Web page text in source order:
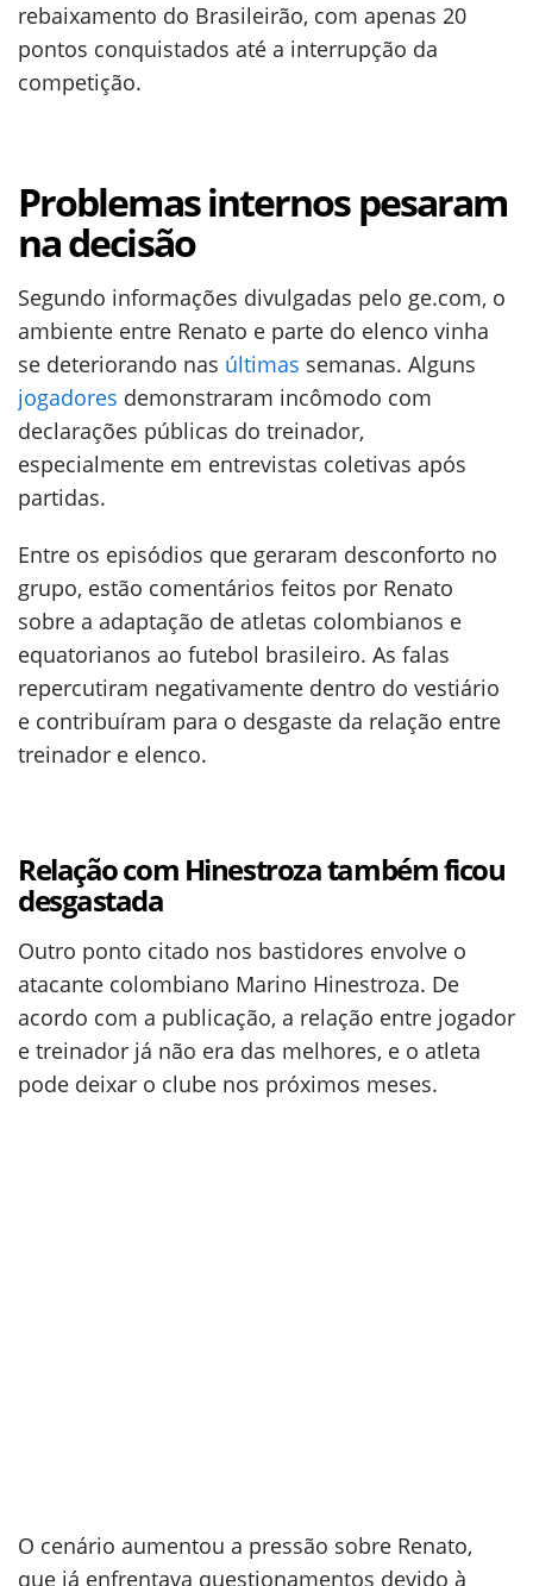
rebaixamento do Brasileirão, com apenas 20
pontos conquistados até a interrupção da
competição.
Problemas internos pesaram
na decisão
Segundo informações divulgadas pelo ge.com, o
ambiente entre Renato e parte do elenco vinha
se deteriorando nas últimas semanas. Alguns
jogadores demonstraram incômodo com
declarações públicas do treinador,
especialmente em entrevistas coletivas após
partidas.
Entre os episódios que geraram desconforto no
grupo, estão comentários feitos por Renato
sobre a adaptação de atletas colombianos e
equatorianos ao futebol brasileiro. As falas
repercutiram negativamente dentro do vestiário
e contribuíram para o desgaste da relação entre
treinador e elenco.
Relação com Hinestroza também ficou
desgastada
Outro ponto citado nos bastidores envolve o
atacante colombiano Marino Hinestroza. De
acordo com a publicação, a relação entre jogador
e treinador já não era das melhores, e o atleta
pode deixar o clube nos próximos meses.
O cenário aumentou a pressão sobre Renato,
que já enfrentava questionamentos devido à